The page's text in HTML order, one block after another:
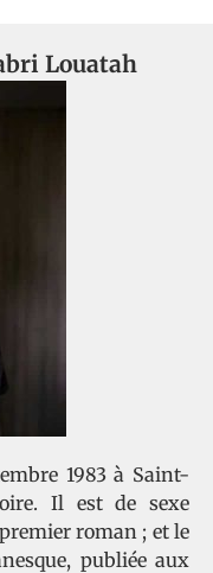
Louatah
1983 à Saint-
Il est de sexe
roman ; et le
publiée aux